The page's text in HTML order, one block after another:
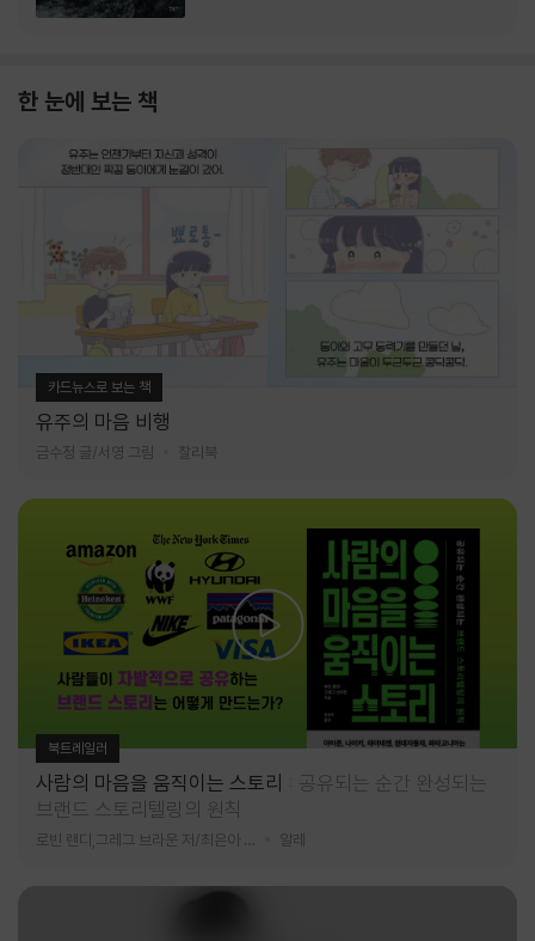
한 눈에 보는 책
카드뉴스로 보는 책
유주의 마음 비행
금수정 글/서영 그림 찰리북
북트레일러
사람의 마음을 움직이는 스토리
공유되는 순간 완성되는
브랜드 스토리텔링의 원칙
알레